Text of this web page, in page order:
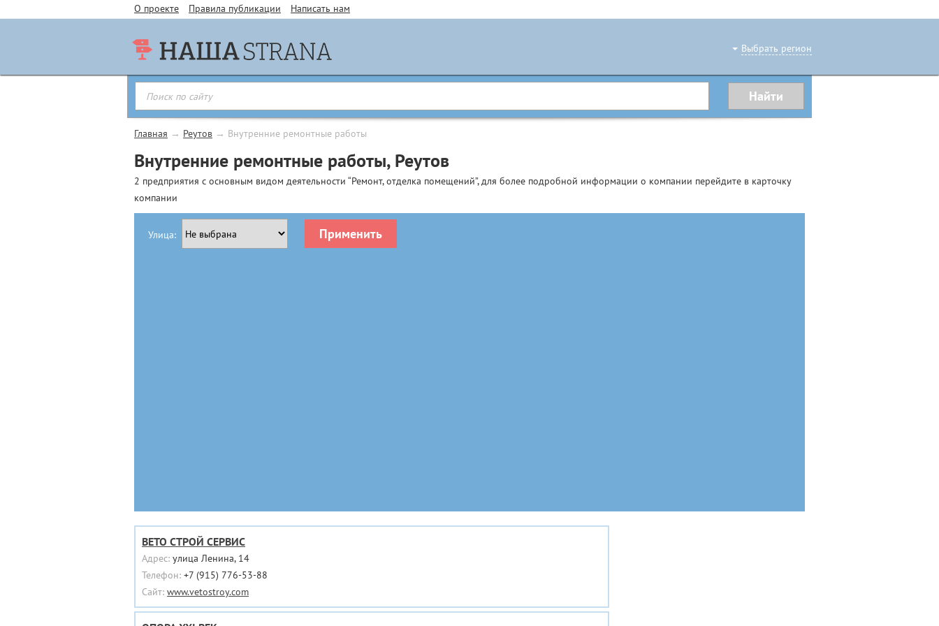
О проекте Правила публикации Написать нам
Выбрать регион
Главная → Реутов → Внутренние ремонтные работы
Внутренние ремонтные работы, Реутов
2 предприятия с основным видом деятельности “Ремонт, отделка помещений”, для более подробной информации о компании перейдите в карточку
компании
Улица: Применить
ВЕТО СТРОЙ СЕРВИС
Адрес: улица Ленина, 14
Телефон: +7 (915) 776-53-88
Сайт: www.vetostroy.com